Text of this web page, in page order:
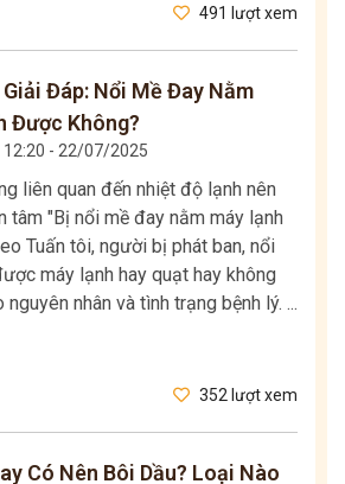
491 lượt xem
Đáp: Nổi Mề Đay Nằm
Được Không?
12:20 - 22/07/2025
liên quan đến nhiệt độ lạnh nên
tâm "Bị nổi mề đay nằm máy lạnh
Tuấn tôi, người bị phát ban, nổi
máy lạnh hay quạt hay không
nhân và tình trạng bệnh lý. ...
352 lượt xem
Có Nên Bôi Dầu? Loại Nào